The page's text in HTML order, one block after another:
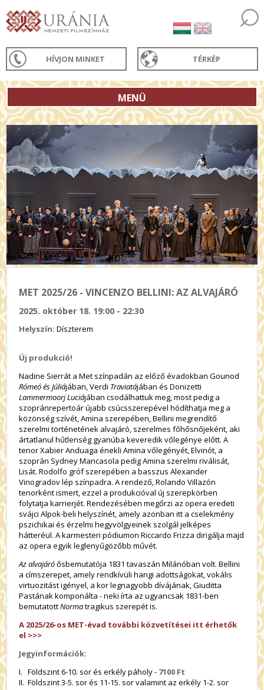
HÍVJON MINKET TÉRKÉP
MENÜ
MET 2025/26 - VINCENZO BELLINI: AZ ALVAJÁRÓ
2025. október 18. 19:00 - 22:30
Helyszín:Díszterem
Új produkció!
Nadine Sierrát a Met színpadán az előző évadokban Gounod
Rómeó és Júliájában, Verdi Traviatájában és Donizetti
Lammermoorj Luciájában csodálhattuk meg, most pedig a
szopránrepertoár újabb csúcsszerepével hódíthatja meg a
közönség szívét, Amina szerepében, Bellini megrendítő
szerelmi történetének alvajáró, szerelmes főhősnőjeként, aki
ártatlanul hűtlenség gyanúba keveredik vőlegénye előtt. A
tenor Xabier Anduaga énekli Amina vőlegényét, Elvinót, a
szoprán Sydney Mancasola pedig Amina szerelmi riválisát,
Lisát. Rodolfo gróf szerepében a basszus Alexander
Vinogradov lép színpadra. A rendező, Rolando Villazón
tenorként ismert, ezzel a produkcióval új szerepkörben
folytatja karrierjét. Rendezésében megőrzi az opera eredeti
svájci Alpok-beli helyszínét, amely azonban itt a cselekmény
pszichikai és érzelmi hegyvölgyeinek szolgál jelképes
hátteréül. A karmesteri pódiumon Riccardo Frizza dirigálja majd
az opera egyik leglenyűgözőbb művét.
Az alvajáróősbemutatója 1831 tavaszán Milánóban volt. Bellini
a címszerepet, amely rendkívüli hangi adottságokat, vokális
virtuozitást igényel, a kor legnagyobb dívájának, Giuditta
Pastának komponálta - neki írta az ugyancsak 1831-ben
bemutatottNormatragikus szerepét is.
A 2025/26-os MET-évad további közvetítései itt érhetők
el >>>
Jegyinformációk:
I. Földszint 6-10. sor és erkély páholy - 7100 Ft
II. Földszint 3-5. sor és 11-15. sor valamint az erkély 1-2. sor